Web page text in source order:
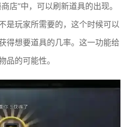
店”中，可以刷新道具的出现。
是玩家所需要的，这个时候可以
得想要道具的几率。这一功能给
品的可能性。